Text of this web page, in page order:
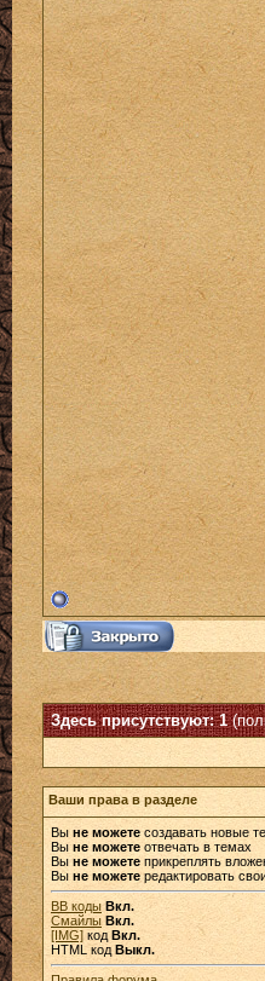
Здесь присутствуют: 1
Ваши права в разделе
Вы не можете создавать новые
Выне можете отвечать в темах
Выне можете прикреплять
Вы не можетередактировать
BB коды Вкл.
Смайлы Вкл.
[IMG] код Вкл.
HTML код Выкл.